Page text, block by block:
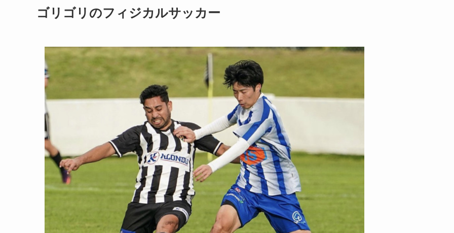
ゴリゴリのフィジカルサッカー